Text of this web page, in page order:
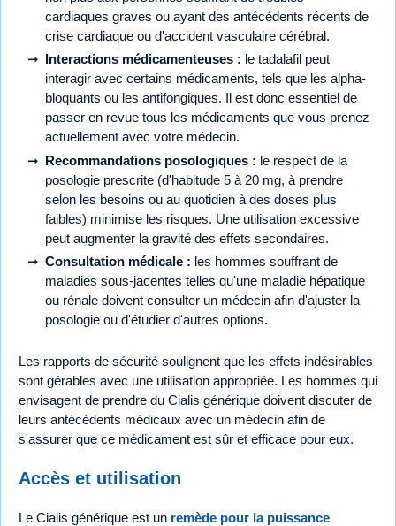
cardiaques graves ou ayant des antécédents récents de
crise cardiaque ou d'accident vasculaire cérébral.
Interactions médicamenteuses : le tadalafil peut
interagir avec certains médicaments, tels que les alpha-
bloquants ou les antifongiques. Il est donc essentiel de
passer en revue tous les médicaments que vous prenez
actuellement avec votre médecin.
Recommandations posologiques : le respect de la
posologie prescrite (d'habitude 5 à 20 mg, à prendre
selon les besoins ou au quotidien à des doses plus
faibles) minimise les risques. Une utilisation excessive
peut augmenter la gravité des effets secondaires.
Consultation médicale : les hommes souffrant de
maladies sous-jacentes telles qu'une maladie hépatique
ou rénale doivent consulter un médecin afin d'ajuster la
posologie ou d'étudier d'autres options.
Les rapports de sécurité soulignent que les effets indésirables
sont gérables avec une utilisation appropriée. Les hommes qui
envisagent de prendre du Cialis générique doivent discuter de
leurs antécédents médicaux avec un médecin afin de
s'assurer que ce médicament est sûr et efficace pour eux.
Accès et utilisation
Le Cialis générique est un remède pour la puissance